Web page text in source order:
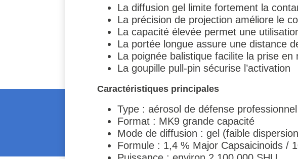
La diffusion gel limite fortement la
La précision de projection améliore le
La capacité élevée permet une
La portée longue assure une distance
La poignée balistique facilite la prise en
La goupille pull-pin sécurise l’activation
Caractéristiques principales
Type : aérosol de défense professionnel
Format : MK9 grande capacité
Mode de diffusion : gel (faible
Formule : 1,4 % Major Capsaicinoids /